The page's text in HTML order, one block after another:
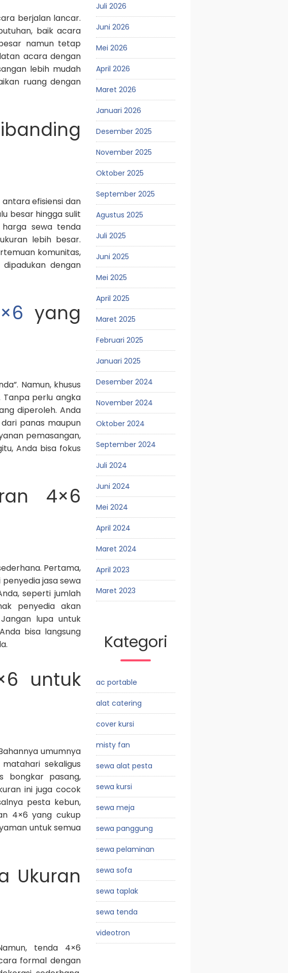
berjalan lancar.
baik acara
namun tetap
acara dengan
lebih mudah
ruang dengan
efisiensi dan
besar hingga sulit
sewa tenda
lebih besar.
komunitas,
dengan
yang
Namun, khusus
perlu angka
diperoleh. Anda
panas maupun
pemasangan,
Anda bisa fokus
4×6
Pertama,
jasa sewa
seperti jumlah
penyedia akan
lupa untuk
bisa langsung
untuk
umumnya
sekaligus
bongkar pasang,
ini juga cocok
pesta kebun,
4×6 yang cukup
untuk semua
Ukuran
tenda 4×6
formal dengan
Juli 2026
Juni 2026
Mei 2026
April 2026
Maret 2026
Januari 2026
Desember 2025
November 2025
Oktober 2025
September 2025
Agustus 2025
Juli 2025
Juni 2025
Mei 2025
April 2025
Maret 2025
Februari 2025
Januari 2025
Desember 2024
November 2024
Oktober 2024
September 2024
Juli 2024
Juni 2024
Mei 2024
April 2024
Maret 2024
April 2023
Maret 2023
Kategori
ac portable
alat catering
cover kursi
misty fan
sewa alat pesta
sewa kursi
sewa meja
sewa panggung
sewa pelaminan
sewa sofa
sewa taplak
sewa tenda
videotron